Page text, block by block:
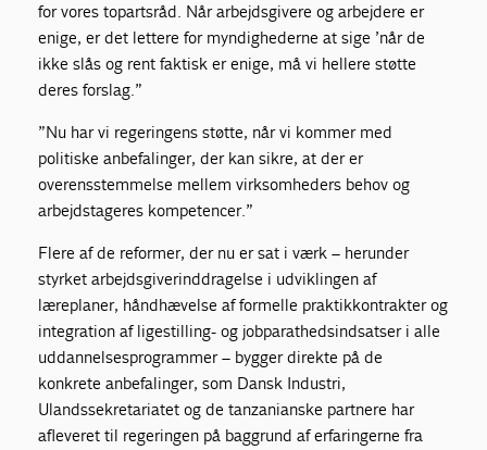
for vores topartsråd. Når arbejdsgivere og arbejdere er
enige, er det lettere for myndighederne at sige ’når de
ikke slås og rent faktisk er enige, må vi hellere støtte
deres forslag.”
”Nu har vi regeringens støtte, når vi kommer med
politiske anbefalinger, der kan sikre, at der er
overensstemmelse mellem virksomheders behov og
arbejdstageres kompetencer.”
Flere af de reformer, der nu er sat i værk – herunder
styrket arbejdsgiverinddragelse i udviklingen af
læreplaner, håndhævelse af formelle praktikkontrakter og
integration af ligestilling- og jobparathedsindsatser i alle
uddannelsesprogrammer – bygger direkte på de
konkrete anbefalinger, som Dansk Industri,
Ulandssekretariatet og de tanzanianske partnere har
afleveret til regeringen på baggrund af erfaringerne fra